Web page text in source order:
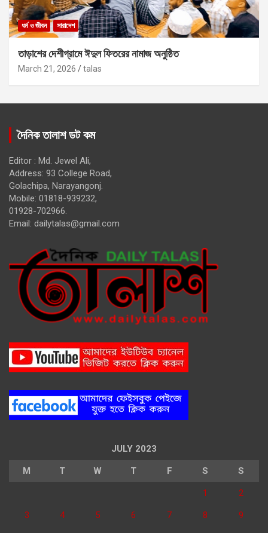
ধর্ম ও জীবন সারাদেশ
তাড়াশের দেশীগ্রামে ঈদুল ফিতরের নামাজ অনুষ্ঠিত
March 21, 2026 talas
দৈনিক তালাশ ডট কম
Editor : Md. Jewel Ali,
Address: 93 College Road,
Golachipa, Narayangonj.
Mobile: 01818-939232,
01928-702966.
Email: dailytalas@gmail.com
JULY 2023
M T W T F S S
1 2
3 4 5 6 7 8 9